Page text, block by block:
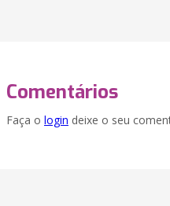
Comentários
Faça o login deixe o seu